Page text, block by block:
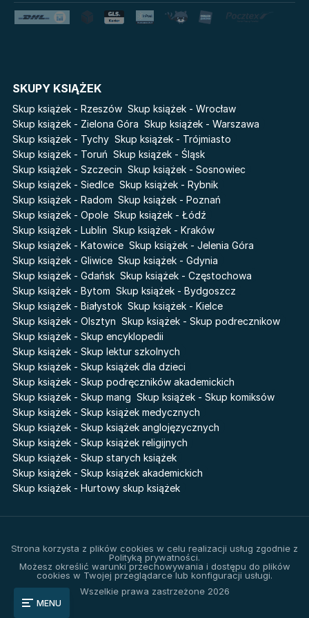
Lato
Salt Modern Fiction
The Powerless Trilogy
Cykle
Pamiętniki Wampirów
Basia. Wielka księga.
Poznawaj świat z Basią
The Hazel Wood
Zmierzch
Faye
Katie Maguire
Liceum Freuda
Sherlock Holmes Society
Światy Pilipiuka
Cień od wschodu
Przebudzenie powietrza
Pieśń Lwicy
Akademia wampirów
Karneval
Baśń o złamanym sercu
Prosta zabawa
SKUPY KSIĄŻEK
Skup książek - Rzeszów Skup książek - Wrocław
Skup książek - Zielona Góra Skup książek - Warszawa
Skup książek - Tychy Skup książek - Trójmiasto
Skup książek - Toruń Skup książek - Śląsk
Skup książek - Szczecin Skup książek - Sosnowiec
Skup książek - Siedlce Skup książek - Rybnik
Skup książek - Radom Skup książek - Poznań
Skup książek - Opole Skup książek - Łódź
Skup książek - Lublin Skup książek - Kraków
Skup książek - Katowice Skup książek - Jelenia Góra
Skup książek - Gliwice Skup książek - Gdynia
Skup książek - Gdańsk Skup książek - Częstochowa
Skup książek - Bytom Skup książek - Bydgoszcz
Skup książek - Białystok Skup książek - Kielce
Skup książek - Olsztyn Skup książek - Skup podrecznikow
Skup książek - Skup encyklopedii
Skup książek - Skup lektur szkolnych
Skup książek - Skup książek dla dzieci
Skup książek - Skup podręczników akademickich
Skup książek - Skup mang Skup książek - Skup komiksów
Skup książek - Skup książek medycznych
Skup książek - Skup książek anglojęzycznych
Skup książek - Skup książek religijnych
Skup książek - Skup starych książek
Skup książek - Skup książek akademickich
Skup książek - Hurtowy skup książek
Strona korzysta z plików cookies w celu realizacji usług zgodnie z
Polityką prywatności.
Możesz określić warunki przechowywania i dostępu do plików
cookies w Twojej przeglądarce lub konfiguracji usługi.
Wszelkie prawa zastrzeżone 2026
MENU